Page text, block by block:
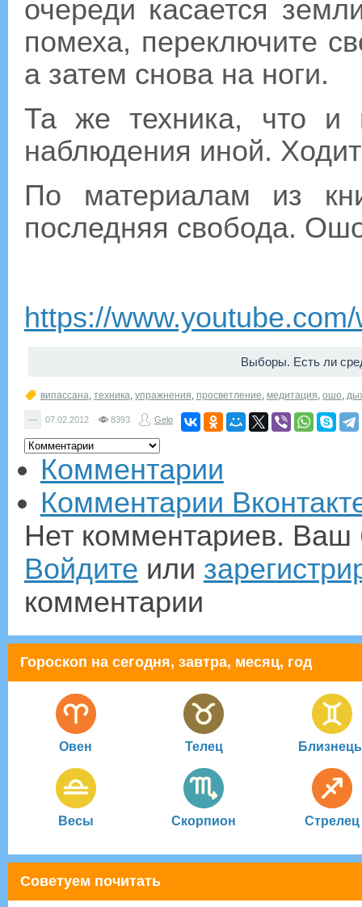
очереди касается
помеха, переключите
а затем снова на ноги.
Та же техника, что и
наблюдения иной.
По материалам из
последняя свобода.
https://
Выборы. Есть ли
випассана, техника, упражнения, просветление, медитация, ошо,
— 07.02.2012 8393 Gelo
Комментарии
Комментарии
Нет комментариев. Ваш
Войдите или
комментарии
Гороскоп на сегодня, завтра, месяц, год
Овен Телец
Весы Скорпион Стрелец
Советуем почитать